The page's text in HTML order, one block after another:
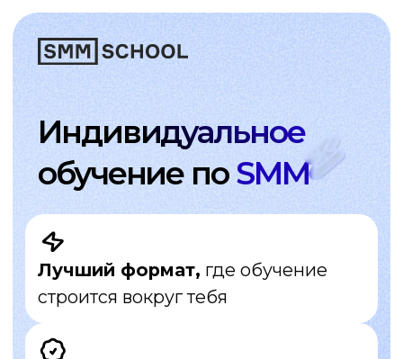
Индивидуальное
обучение поSMM
Лучший формат,
строится вокруг тебя
Индивидуальные уроки
1:1 с преподавателями, менторство
и дополнительные материалы